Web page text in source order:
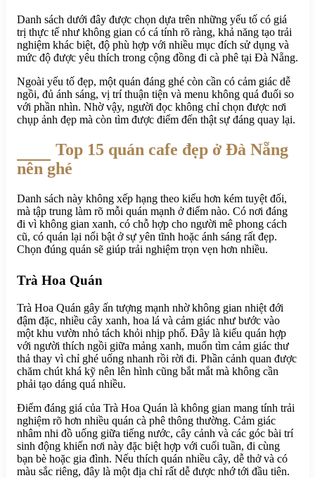
Danh sách dưới đây được chọn dựa trên những yếu tố có giá
trị thực tế như không gian có cá tính rõ ràng, khả năng tạo trải
nghiệm khác biệt, độ phù hợp với nhiều mục đích sử dụng và
mức độ được yêu thích trong cộng đồng đi cà phê tại Đà Nẵng.
Ngoài yếu tố đẹp, một quán đáng ghé còn cần có cảm giác dễ
ngồi, đủ ánh sáng, vị trí thuận tiện và menu không quá đuối so
với phần nhìn. Nhờ vậy, người đọc không chỉ chọn được nơi
chụp ảnh đẹp mà còn tìm được điểm đến thật sự đáng quay lại.
Top 15 quán cafe đẹp ở Đà Nẵng
nên ghé
Danh sách này không xếp hạng theo kiểu hơn kém tuyệt đối,
mà tập trung làm rõ mỗi quán mạnh ở điểm nào. Có nơi đáng
đi vì không gian xanh, có chỗ hợp cho người mê phong cách
cũ, có quán lại nổi bật ở sự yên tĩnh hoặc ánh sáng rất đẹp.
Chọn đúng quán sẽ giúp trải nghiệm trọn vẹn hơn nhiều.
Trà Hoa Quán
Trà Hoa Quán gây ấn tượng mạnh nhờ không gian nhiệt đới
đậm đặc, nhiều cây xanh, hoa lá và cảm giác như bước vào
một khu vườn nhỏ tách khỏi nhịp phố. Đây là kiểu quán hợp
với người thích ngồi giữa mảng xanh, muốn tìm cảm giác thư
thả thay vì chỉ ghé uống nhanh rồi rời đi. Phần cảnh quan được
chăm chút khá kỹ nên lên hình cũng bắt mắt mà không cần
phải tạo dáng quá nhiều.
Điểm đáng giá của Trà Hoa Quán là không gian mang tính trải
nghiệm rõ hơn nhiều quán cà phê thông thường. Cảm giác
nhâm nhi đồ uống giữa tiếng nước, cây cảnh và các góc bài trí
sinh động khiến nơi này đặc biệt hợp với cuối tuần, đi cùng
bạn bè hoặc gia đình. Nếu thích quán nhiều cây, dễ thở và có
màu sắc riêng, đây là một địa chỉ rất dễ được nhớ tới đầu tiên.